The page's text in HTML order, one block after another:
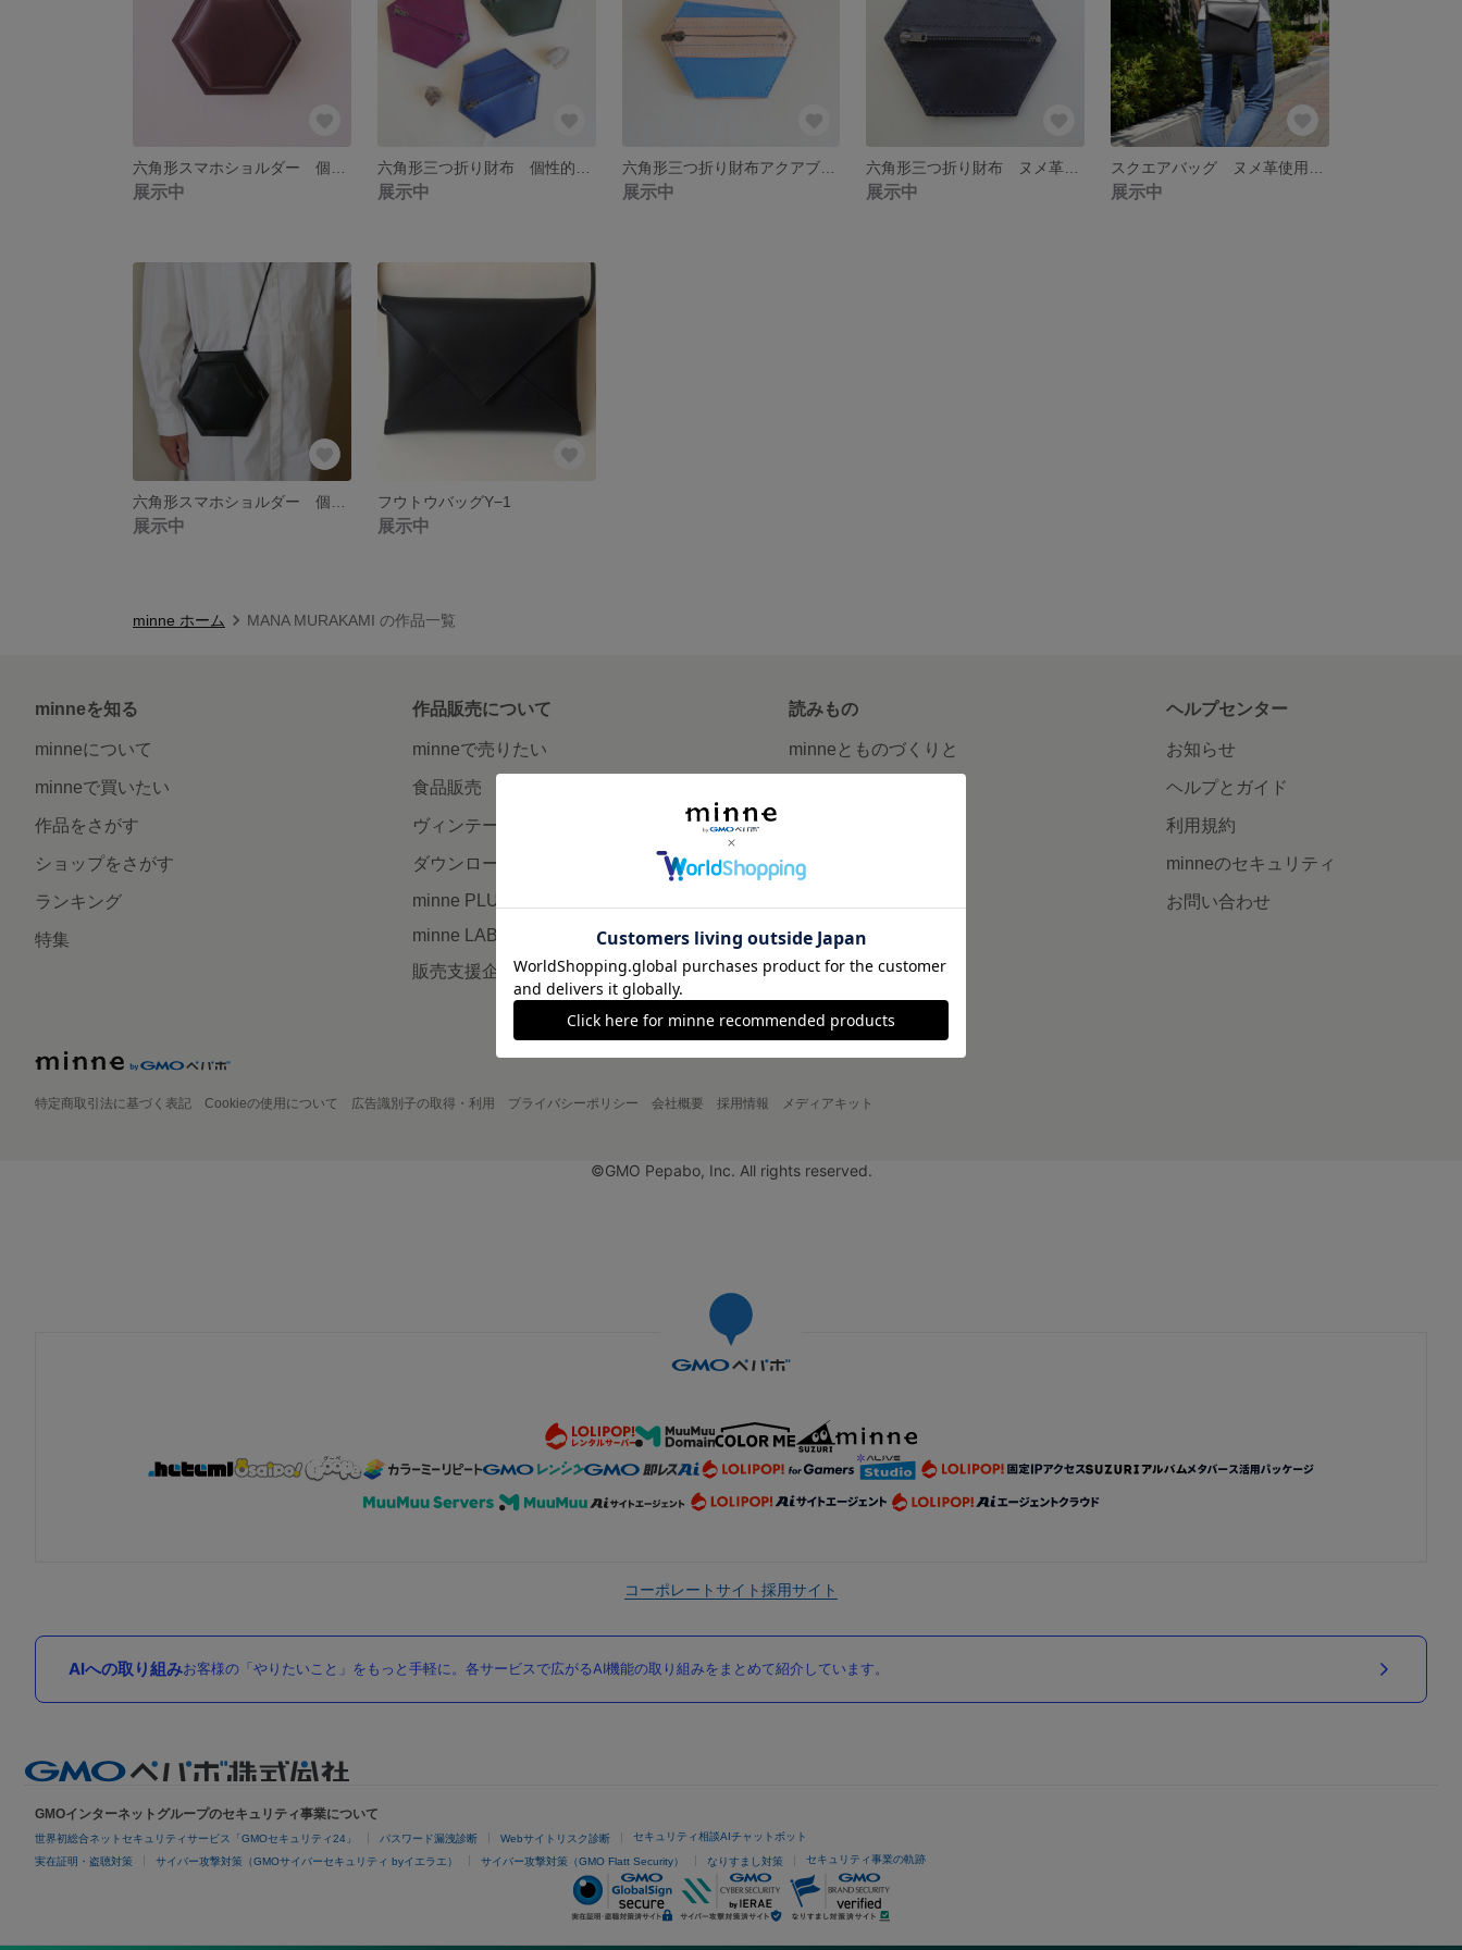
展示中 展示中
六角形三つ折り財布アクアブルー ヌメ革とpvc生地を使用した個性的な六角形の財布
展示中 展示中 展示中
展示中
フウトウバッグY−1
展示中
minne ホーム MANA MURAKAMI の作品一覧
minneを知る
minneについて
minneで買いたい
作品をさがす
ショップをさがす
ランキング
特集
作品販売について
minneで売りたい
食品販売
ヴィンテージ販売
ダウンロード販売
minne PLUS
minne LAB
販売支援企画・イベント
読みもの
minneとものづくりと
minneの本
広告出稿について
ヘルプセンター
お知らせ
ヘルプとガイド
利用規約
minneのセキュリティ
お問い合わせ
特定商取引法に基づく表記 Cookieの使用について 広告識別子の取得・利用 プライバシーポリシー 会社概要 採用情報 メディアキット
©GMO Pepabo, Inc. All rights reserved.
コーポレートサイト採用サイト
AIへの取り組みお客様の「やりたいこと」をもっと手軽に。各サービスで広がるAI機能の取り組みをまとめて紹介しています。
GMOインターネットグループのセキュリティ事業について
世界初総合ネットセキュリティサービス「GMOセキュリティ24」 パスワード漏洩診断 Webサイトリスク診断 セキュリティ相談AIチャットボット
実在証明・盗聴対策 サイバー攻撃対策（GMOサイバーセキュリティ byイエラエ） サイバー攻撃対策（GMO Flatt Security） なりすまし対策 セキュリティ事業の軌跡